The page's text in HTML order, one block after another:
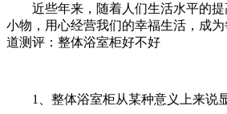
近些年来，随着人们生活水平的提
小物，用心经营我们的幸福生活，成
道测评：整体浴室柜好不好
1、整体浴室柜从某种意义上来说显